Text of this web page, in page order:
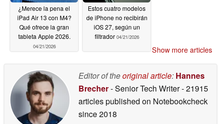
¿Merece la pena el
iPad Air 13 con M4?
Qué ofrece la gran
tableta Apple 2026.
04/21/2026
Estos cuatro modelos
de iPhone no recibirán
iOS 27, según un
filtrador 04/21/2026
Show more articles
Editor of theoriginal article: Hannes
Brecher- Senior Tech Writer- 21915
articles published on Notebookcheck
since 2018